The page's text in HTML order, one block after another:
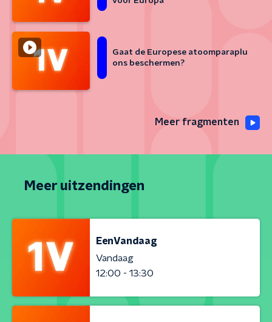
Gaat de Europese atoomparaplu
ons beschermen?
Meer fragmenten
Meer uitzendingen
EenVandaag
Vandaag
12:00 - 13:30